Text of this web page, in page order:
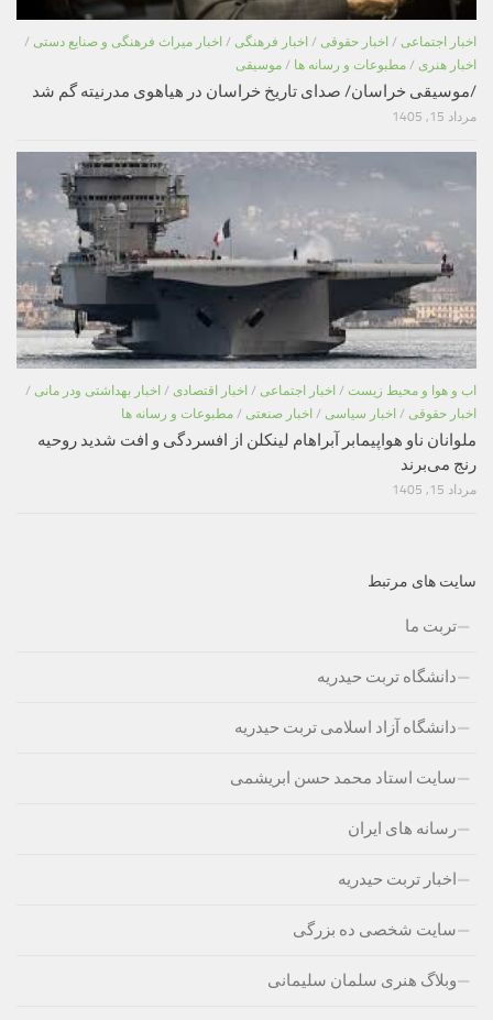
اخبار اجتماعی / اخبار حقوقی / اخبار فرهنگی / اخبار میراث فرهنگی و صنایع دستی /
اخبار هنری / مطبوعات و رسانه ها / موسیقی
/موسیقی خراسان/ صدای تاریخ خراسان در هیاهوی مدرنیته گم شد
مرداد 15, 1405
اب و هوا و محیط زیست / اخبار اجتماعی / اخبار اقتصادی / اخبار بهداشتی ودر مانی /
اخبار حقوقی / اخبار سیاسی / اخبار صنعتی / مطبوعات و رسانه ها
ملوانان ناو هواپیمابر آبراهام لینکلن از افسردگی و افت شدید روحیه
رنج می‌برند
مرداد 15, 1405
سایت های مرتبط
تربت ما
دانشگاه تربت حیدریه
دانشگاه آزاد اسلامی تربت حیدریه
سایت استاد محمد حسن ابریشمی
رسانه های ایران
اخبار تربت حیدریه
سایت شخصی ده بزرگی
وبلاگ هنری سلمان سلیمانی